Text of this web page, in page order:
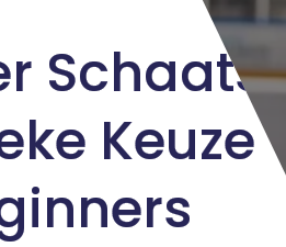
Schaats:
Keuze